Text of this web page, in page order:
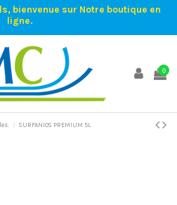
bienvenue sur Notre boutique en
ligne.
0
SURFANIOS PREMIUM 5L